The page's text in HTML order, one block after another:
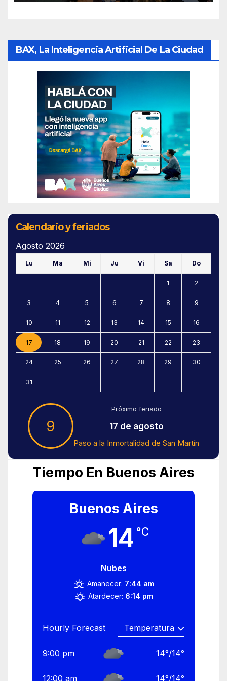
BAX, La Inteligencia Artificial De La Ciudad
Calendario y feriados
Agosto 2026
Lu Ma Mi Ju Vi Sa Do
1 2
3 4 5 6 7 8 9
10 11 12 13 14 15 16
17 18 19 20 21 22 23
24 25 26 27 28 29 30
31
9
Próximo feriado
17 de agosto
Paso a la Inmortalidad de San Martín
Tiempo En Buenos Aires
Buenos Aires
14 °C
Nubes
Amanecer: 7:44 am
Atardecer: 6:14 pm
Hourly Forecast
9:00 pm 14°/14°
12:00 am 14°/14°